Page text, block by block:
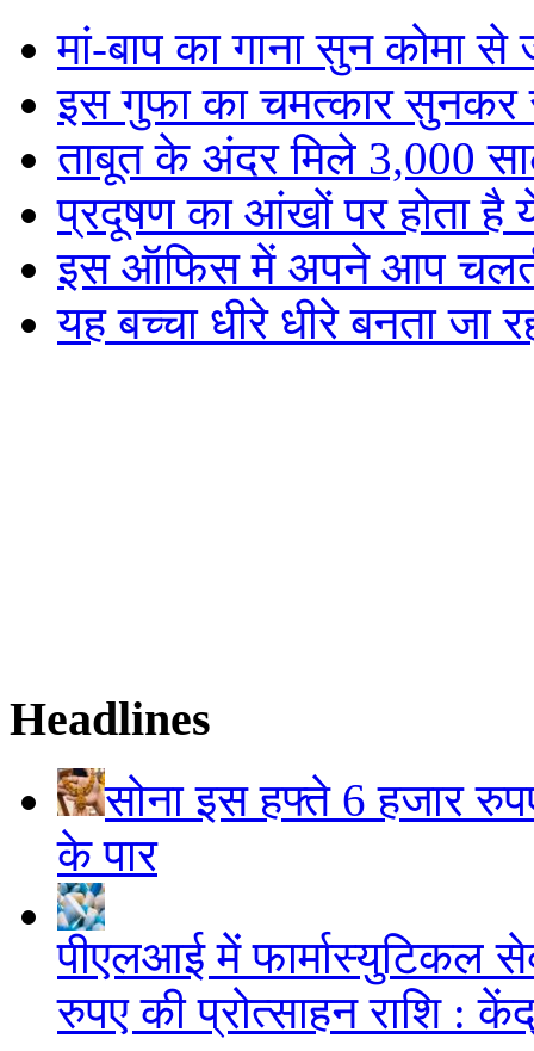
मां-बाप का गाना सुन कोमा से
इस गुफा का चमत्कार सुनकर
ताबूत के अंदर मिले 3,000
प्रदूषण का आंखों पर होता है
इस ऑफिस में अपने आप चलती
यह बच्चा धीरे धीरे बनता जा
Headlines
सोना इस हफ्ते 6 हजार
के पार
पीएलआई में फार्मास्युटिकल
रुपए की प्रोत्साहन राशि :